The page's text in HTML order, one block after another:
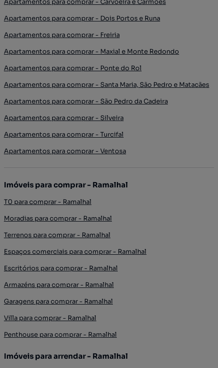
Apartamentos para comprar - Carvoeira e Carmões
Apartamentos para comprar - Dois Portos e Runa
Apartamentos para comprar - Freiria
Apartamentos para comprar - Maxial e Monte Redondo
Apartamentos para comprar - Ponte do Rol
Apartamentos para comprar - Santa Maria, São Pedro e Matacães
Apartamentos para comprar - São Pedro da Cadeira
Apartamentos para comprar - Silveira
Apartamentos para comprar - Turcifal
Apartamentos para comprar - Ventosa
Imóveis para comprar - Ramalhal
T0 para comprar - Ramalhal
Moradias para comprar - Ramalhal
Terrenos para comprar - Ramalhal
Espaços comerciais para comprar - Ramalhal
Escritórios para comprar - Ramalhal
Armazéns para comprar - Ramalhal
Garagens para comprar - Ramalhal
Villa para comprar - Ramalhal
Penthouse para comprar - Ramalhal
Imóveis para arrendar - Ramalhal